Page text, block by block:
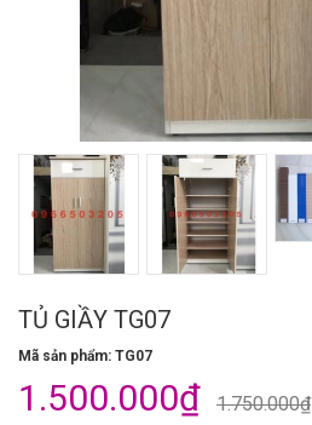
TỦ GIẦY TG07
Mã sản phẩm: TG07
1.500.000₫ 1.750.000₫